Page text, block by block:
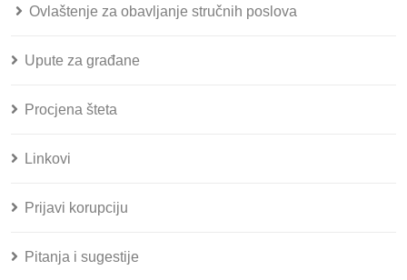
Ovlaštenje za obavljanje stručnih poslova
Upute za građane
Procjena šteta
Linkovi
Prijavi korupciju
Pitanja i sugestije